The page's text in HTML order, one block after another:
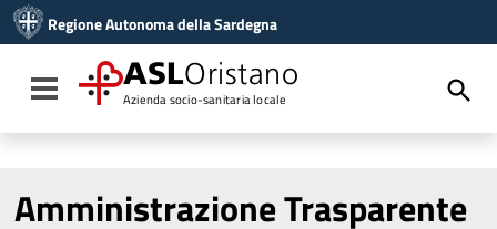
Vai al menu di navigazione
Vai al footer
Regione Autonoma della Sardegna
Toggle navigation
ASLOristano
Azienda socio-sanitaria locale
Amministrazione Trasparente